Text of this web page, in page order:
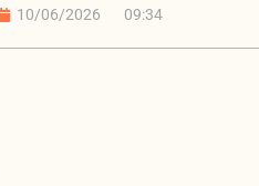
10/06/2026 09:34